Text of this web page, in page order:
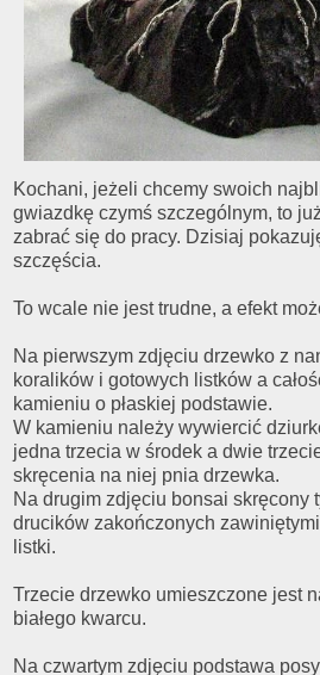
Kochani, jeżeli chcemy swoich
gwiazdkę czymś szczególnym, to
zabrać się do pracy. Dzisiaj
szczęścia.
To wcale nie jest trudne, a efekt
Na pierwszym zdjęciu drzewko z
koralików i gotowych listków a
kamieniu o płaskiej podstawie.
W kamieniu należy wywiercić
jedna trzecia w środek a dwie
skręcenia na niej pnia drzewka.
Na drugim zdjęciu bonsai skręcony
drucików zakończonych
listki.
Trzecie drzewko umieszczone jest
białego kwarcu.
Na czwartym zdjęciu podstawa